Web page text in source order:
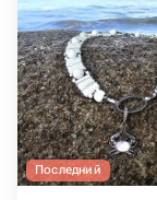
Последний